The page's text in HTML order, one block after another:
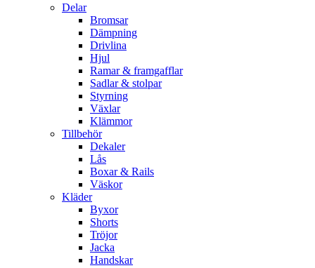
Delar
Bromsar
Dämpning
Drivlina
Hjul
Ramar & framgafflar
Sadlar & stolpar
Styrning
Växlar
Klämmor
Tillbehör
Dekaler
Lås
Boxar & Rails
Väskor
Kläder
Byxor
Shorts
Tröjor
Jacka
Handskar